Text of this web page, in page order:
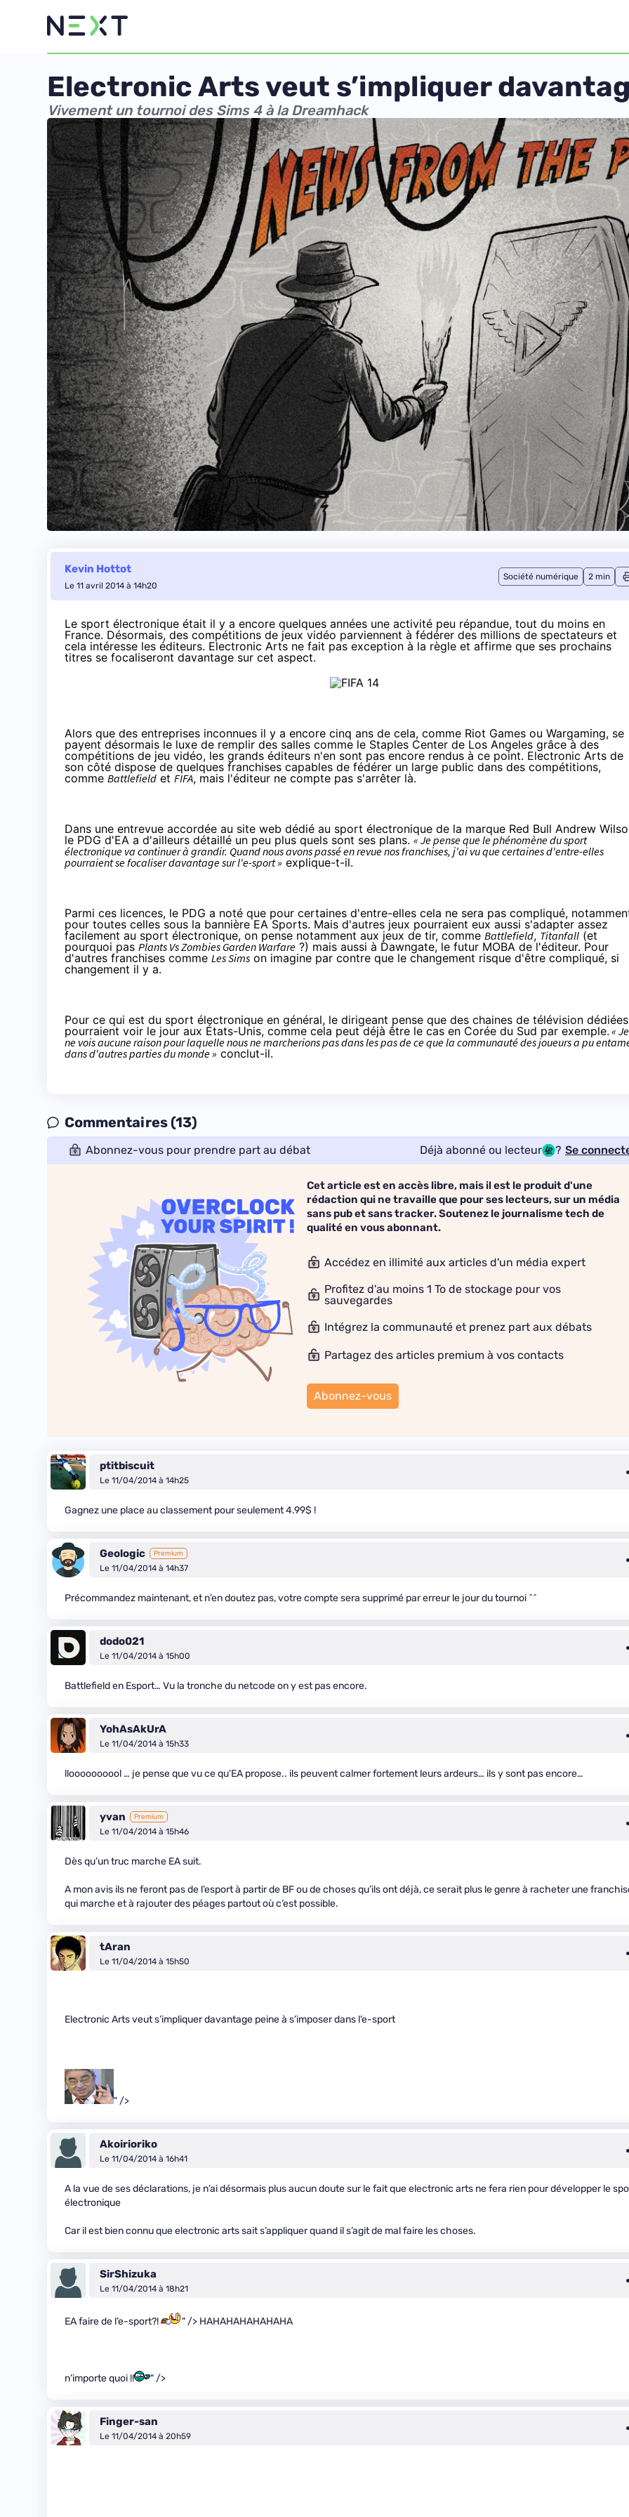
Electronic Arts veut s’impliquer
Vivement un tournoi des Sims 4 à la Dreamhack
Kevin Hottot
Le 11 avril 2014 à 14h20
Société numérique 2 min
Le sport électronique était il y a encore quelques années une activité peu répandue, tout du moins en
France. Désormais, des compétitions de jeux vidéo parviennent à fédérer des millions de spectateurs et
cela intéresse les éditeurs. Electronic Arts ne fait pas exception à la règle et affirme que ses prochains
titres se focaliseront davantage sur cet aspect.
Alors que des entreprises inconnues il y a encore cinq ans de cela, comme Riot Games ou Wargaming, se
payent désormais le luxe de remplir des salles comme le Staples Center de Los Angeles grâce à des
compétitions de jeu vidéo, les grands éditeurs n'en sont pas encore rendus à ce point. Electronic Arts de
son côté dispose de quelques franchises capables de fédérer un large public dans des compétitions,
comme Battlefield et FIFA, mais l'éditeur ne compte pas s'arrêter là.
Dans une entrevue accordée au site web dédié au sport électronique de la marque Red Bull Andrew
le PDG d'EA a d'ailleurs détaillé un peu plus quels sont ses plans. « Je pense que le phénomène du sport
électronique va continuer à grandir. Quand nous avons passé en revue nos franchises, j'ai vu que certaines d'entre-elles
pourraient se focaliser davantage sur l'e-sport » explique-t-il.
Parmi ces licences, le PDG a noté que pour certaines d'entre-elles cela ne sera pas compliqué,
pour toutes celles sous la bannière EA Sports. Mais d'autres jeux pourraient eux aussi s'adapter assez
facilement au sport électronique, on pense notamment aux jeux de tir, comme Battlefield, Titanfall (et
pourquoi pas Plants Vs Zombies Garden Warfare ?) mais aussi à Dawngate, le futur MOBA de l'éditeur. Pour
d'autres franchises comme Les Sims on imagine par contre que le changement risque d'être compliqué, si
changement il y a.
Pour ce qui est du sport électronique en général, le dirigeant pense que des chaines de télévision dédiées
pourraient voir le jour aux États-Unis, comme cela peut déjà être le cas en Corée du Sud par exemple. « Je
ne vois aucune raison pour laquelle nous ne marcherions pas dans les pas de ce que la communauté des joueurs a pu
dans d'autres parties du monde » conclut-il.
Commentaires (13)
Abonnez-vous pour prendre part au débat Déjà abonné ou lecteur ? Se
Cet article est en accès libre, mais il est le produit d'une
rédaction qui ne travaille que pour ses lecteurs, sur un média
sans pub et sans tracker. Soutenez le journalisme tech de
qualité en vous abonnant.
Accédez en illimité aux articles d'un média expert
Profitez d'au moins 1 To de stockage pour vos
sauvegardes
Intégrez la communauté et prenez part aux débats
Partagez des articles premium à vos contacts
Abonnez-vous
ptitbiscuit
Le 11/04/2014 à 14h25
Gagnez une place au classement pour seulement 4.99$ !
Geologic Premium
Le 11/04/2014 à 14h37
Précommandez maintenant, et n’en doutez pas, votre compte sera supprimé par erreur le jour du tournoi ^^
dodo021
Le 11/04/2014 à 15h00
Battlefield en Esport… Vu la tronche du netcode on y est pas encore.
YohAsAkUrA
Le 11/04/2014 à 15h33
lloooooooool … je pense que vu ce qu’EA propose.. ils peuvent calmer fortement leurs ardeurs… ils y sont pas encore…
yvan Premium
Le 11/04/2014 à 15h46
Dès qu’un truc marche EA suit.
A mon avis ils ne feront pas de l’esport à partir de BF ou de choses qu’ils ont déjà, ce serait plus le genre à racheter une
qui marche et à rajouter des péages partout où c’est possible.
tAran
Le 11/04/2014 à 15h50
Electronic Arts veut s’impliquer davantage peine à s’imposer dans l’e-sport
" />
Akoirioriko
Le 11/04/2014 à 16h41
A la vue de ses déclarations, je n’ai désormais plus aucun doute sur le fait que electronic arts ne fera rien pour développer le
électronique
Car il est bien connu que electronic arts sait s’appliquer quand il s’agit de mal faire les choses.
SirShizuka
Le 11/04/2014 à 18h21
EA faire de l’e-sport?! " /> HAHAHAHAHAHAHA
n’importe quoi !! " />
Finger-san
Le 11/04/2014 à 20h59